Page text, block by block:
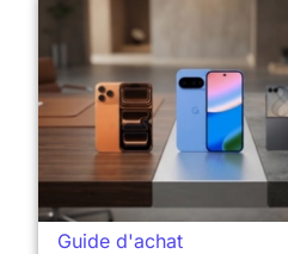
Guide d'achat